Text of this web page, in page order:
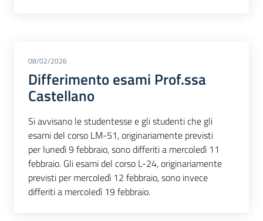
08/02/2026
Differimento esami Prof.ssa
Castellano
Si avvisano le studentesse e gli studenti che gli
esami del corso LM-51, originariamente previsti
per lunedì 9 febbraio, sono differiti a mercoledì 11
febbraio. Gli esami del corso L-24, originariamente
previsti per mercoledì 12 febbraio, sono invece
differiti a mercoledì 19 febbraio.